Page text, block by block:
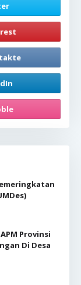
Provinsi
Di Desa